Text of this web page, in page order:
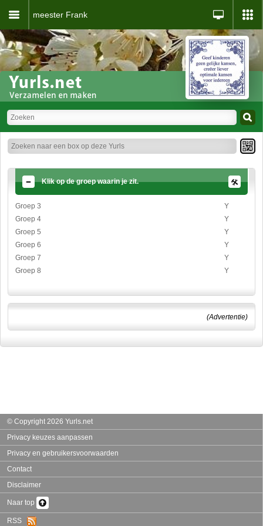
meester Frank
Klik op de groep waarin je zit.
Groep 3
Y
Groep 4
Y
Groep 5
Y
Groep 6
Y
Groep 7
Y
Groep 8
Y
(Advertentie)
© Copyright 2026 Yurls.net
Privacy keuzes aanpassen
Privacy en gebruikersvoorwaarden
Contact
Disclaimer
Naar top
RSS